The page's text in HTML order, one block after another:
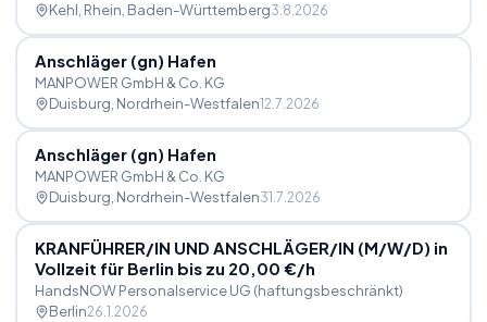
Kehl, Rhein , Baden-Württemberg3.8.2026
Anschläger (gn) Hafen
MANPOWER GmbH & Co. KG
Duisburg , Nordrhein-Westfalen12.7.2026
Anschläger (gn) Hafen
MANPOWER GmbH & Co. KG
Duisburg , Nordrhein-Westfalen31.7.2026
KRANFÜHRER/IN UND ANSCHLÄGER/IN (M/W/D) in
Vollzeit für Berlin bis zu 20,00 €/h
HandsNOW Personalservice UG (haftungsbeschränkt)
Berlin26.1.2026